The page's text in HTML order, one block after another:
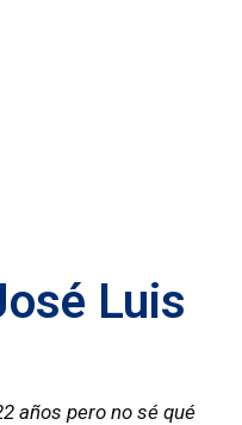
Luis
años pero no sé qué